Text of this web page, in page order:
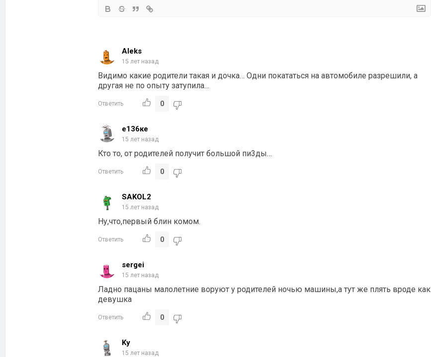
Aleks
15 лет назад
Видимо какие родители такая и дочка… Одни покататься на автомобиле разрешили, а
другая не по опыту затупила…
Ответить 0
е136ке
15 лет назад
Кто то, от родителей получит большой пи3ды…
Ответить 0
SAKOL2
15 лет назад
Ну,что,первый блин комом.
Ответить 0
sergei
15 лет назад
Ладно пацаны малолетние воруют у родителей ночью машины,а тут же плять вроде как
девушка
Ответить 0
Ky
15 лет назад